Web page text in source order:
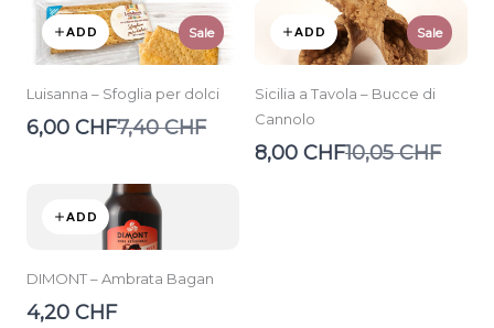
ADD Sale
Luisanna – Sfoglia per dolci
6,00 CHFCompare
7,40 CHF
ADD Sale
Sicilia a Tavola – Bucce di
Cannolo
8,00 CHFCompare
10,05 CHF
ADD
DIMONT – Ambrata Bagan
4,20 CHF